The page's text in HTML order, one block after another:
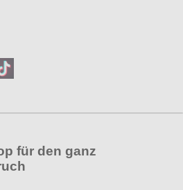
für den ganz